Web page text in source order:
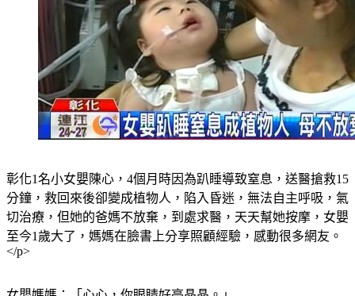
彰化1名小女嬰陳心，4個月時因為趴睡導致窒息，送醫搶救15
分鐘，救回來後卻變成植物人，陷入昏迷，無法自主呼吸，氣
切治療，但她的爸媽不放棄，到處求醫，天天幫她按摩，女嬰
至今1歲大了，媽媽在臉書上分享照顧經驗，感動很多網友。